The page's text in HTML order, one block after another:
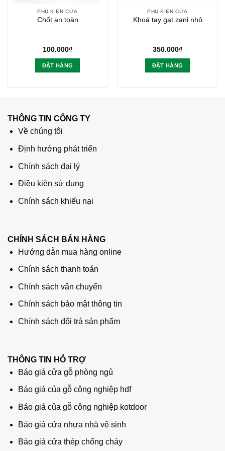
PHỤ KIỆN CỬA
Chốt an toàn
100.000₫
ĐẶT HÀNG
PHỤ KIỆN CỬA
Khoá tay gạt zani nhỏ
350.000₫
ĐẶT HÀNG
THÔNG TIN CÔNG TY
Về chúng tôi
Định hướng phát triển
Chính sách đại lý
Điều kiện sử dụng
Chính sách khiếu nại
CHÍNH SÁCH BÁN HÀNG
Hướng dẫn mua hàng online
Chính sách thanh toán
Chính sách vận chuyển
Chính sách bảo mật thông tin
Chính sách đổi trả sản phẩm
THÔNG TIN HỖ TRỢ
Báo giá cửa gỗ phòng ngủ
Báo giá của gỗ công nghiệp hdf
Báo giá của gỗ công nghiệp kotdoor
Báo giá cửa nhựa nhà vệ sinh
Báo giá cửa thép chống cháy